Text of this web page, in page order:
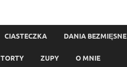
CIASTECZKA DANIA BEZMIĘSNE
TORTY ZUPY O MNIE